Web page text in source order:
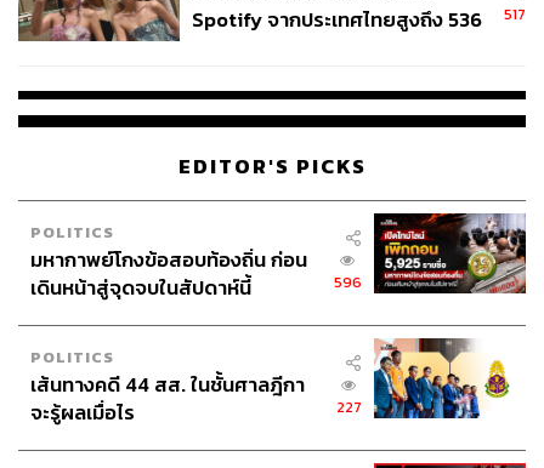
ในเดือนธันวาคม 2018 CHANELประกาศเลิกใช้หนัง Exotic
ด้านจริยธรรมและความยั่งยืนในอุตสาหกรรมแฟชั่น นับ
ตั้งแต่นั้นกระเป๋า Alligator ของ CHANELก็กลายเป็นของ
สะสมหายากขึ้นมาทันที
Spotify จากประเทศไทยสูงถึง 536
517
EDITOR'S PICKS
POLITICS
มหากาพย์โกงข้อสอบท้องถิ่น ก่อน
เดินหน้าสู่จุดจบในสัปดาห์นี้
596
POLITICS
เส้นทางคดี 44 สส. ในชั้นศาลฎีกา
จะรู้ผลเมื่อไร
227